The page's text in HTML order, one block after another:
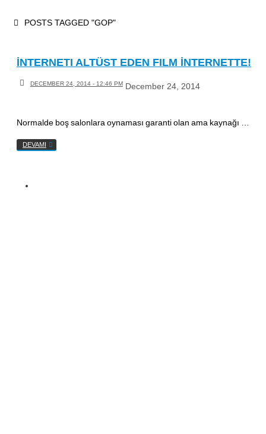
HOMEPOSTS TAGGED "GOP"
İNTERNETI ALTÜST EDEN FILM İNTERNETTE!
DECEMBER 24, 2014 - 12:46 PM December 24, 2014
Normalde boş salonlara oynaması garanti olan ama kaynağı …
DEVAMI